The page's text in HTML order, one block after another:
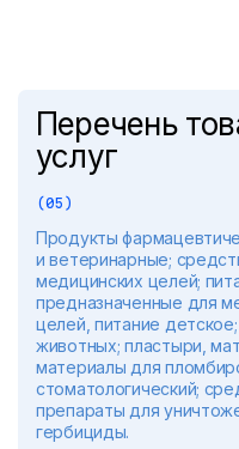
Перечень
услуг
(05)
Продукты
и ветеринарные;
медицинских целей;
предназначенные для
целей, питание
животных; пластыри,
материалы для
стоматологический;
препараты для
гербициды.